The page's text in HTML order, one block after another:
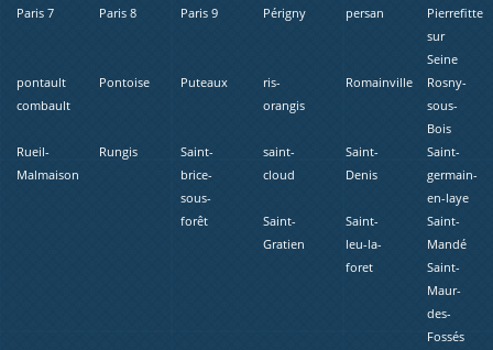
Paris 7
Paris 8 Paris 9 Périgny persan
Pierrefitte
sur
Seine
pontault
combault
Pontoise Puteaux
ris-
orangis
Romainville
Rosny-
sous-
Bois
Rueil-
Malmaison
Rungis
Saint-
brice-
sous-
forêt
saint-
cloud
Saint-
Denis
Saint-
germain-
en-laye
Saint-
Gratien
Saint-
leu-la-
foret
Saint-
Mandé
Saint-
Maur-
des-
Fossés